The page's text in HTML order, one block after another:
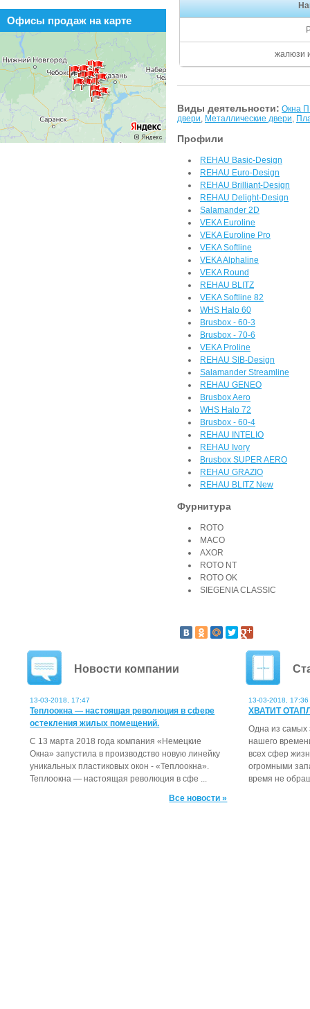
жалюзи
Виды деятельности: Окна
двери, Металлические двери,
Профили
REHAU Basic-Design
REHAU Euro-Design
REHAU Brilliant-Design
REHAU Delight-Design
Salamander 2D
VEKA Euroline
VEKA Euroline Pro
VEKA Softline
VEKA Alphaline
VEKA Round
REHAU BLITZ
VEKA Softline 82
WHS Halo 60
Brusbox - 60-3
Brusbox - 70-6
VEKA Proline
REHAU SIB-Design
Salamander Streamline
REHAU GENEO
Brusbox Aero
WHS Halo 72
Brusbox - 60-4
REHAU INTELIO
REHAU Ivory
Brusbox SUPER AERO
REHAU GRAZIO
REHAU BLITZ New
Фурнитура
ROTO
MACO
AXOR
ROTO NT
ROTO OK
SIEGENIA CLASSIC
Офисы продаж на карте
Новости компании
13-03-2018, 17:47
Теплоокна — настоящая революция в сфере
остекления жилых помещений.
С 13 марта 2018 года компания «Немецкие
Окна» запустила в производство новую линейку
уникальных пластиковых окон - «Теплоокна».
Теплоокна — настоящая революция в сфе ...
Все новости »
13-03-2018, 17:36
ХВАТИТ
Одна из самых
нашего
всех сфер
огромными
время не